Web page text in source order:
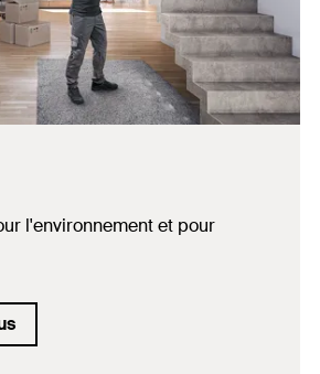
l'environnement et pour